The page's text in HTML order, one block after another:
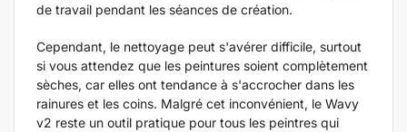
de travail pendant les séances de création.
Cependant, le nettoyage peut s'avérer difficile, surtout
si vous attendez que les peintures soient complètement
sèches, car elles ont tendance à s'accrocher dans les
rainures et les coins. Malgré cet inconvénient, le Wavy
v2 reste un outil pratique pour tous les peintres qui